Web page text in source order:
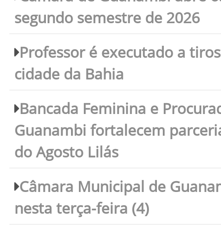
segundo semestre de 2026
Professor é executado a
cidade da Bahia
Bancada Feminina e
Guanambi fortalecem
do Agosto Lilás
Câmara Municipal de
nesta terça-feira (4)